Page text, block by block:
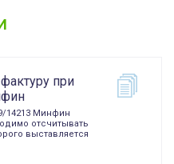
при
14213 Минфин
отсчитывать
выставляется